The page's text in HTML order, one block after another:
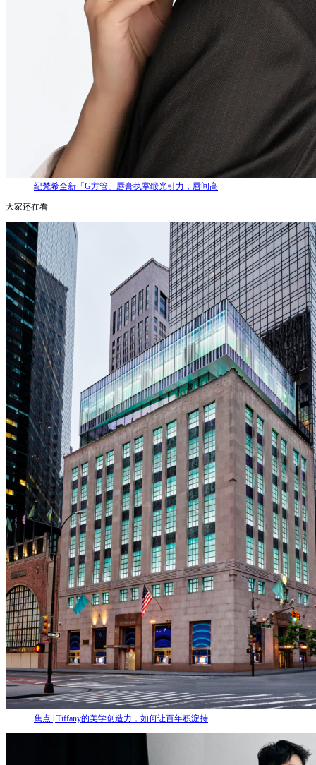
纪梵希全新「G方管」唇膏执掌缎光引力，唇间高
大家还在看
焦点 | Tiffany的美学创造力，如何让百年积淀持